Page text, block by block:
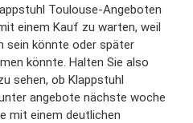
Toulouse-Angeboten
einem Kauf zu warten, weil
sein könnte oder später
könnte. Halten Sie also
sehen, ob Klappstuhl
angebote nächste woche
mit einem deutlichen